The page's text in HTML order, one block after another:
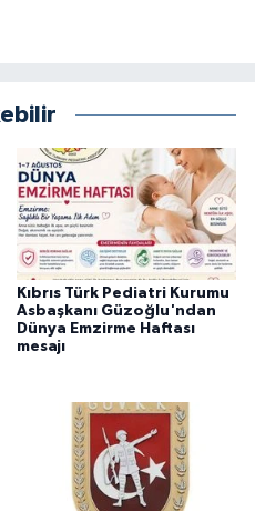
Kıbrıs Türk Pediatri Kurumu
Asbaşkanı Güzoğlu'ndan
Dünya Emzirme Haftası
mesajı